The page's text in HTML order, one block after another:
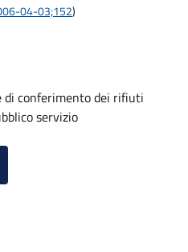
04-03;152)
di conferimento dei rifiuti
servizio